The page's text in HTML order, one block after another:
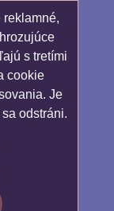
reklamné,
s tretími
cookie
Je
odstráni.